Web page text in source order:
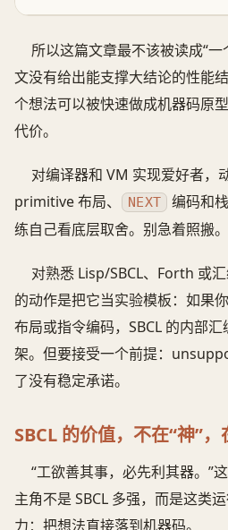
所以这篇文章最不该被读成“
文没有给出能支撑大结论的性能
个想法可以被快速做成机器码原
代价。
对编译器和 VM 实现爱好者，
primitive 布局、
NEXT
编码和
练自己看底层取舍。别急着照搬。
对熟悉 Lisp/SBCL、Forth 或
的动作是把它当实验模板：如果
布局或指令编码，SBCL 的内部
架。但要接受一个前提：
了没有稳定承诺。
SBCL 的价值，不在“神”
“工欲善其事，必先利其器。”
主角不是 SBCL 多强，而是这类
力：把想法直接落到机器码。